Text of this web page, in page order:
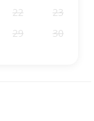
22
23
29
30